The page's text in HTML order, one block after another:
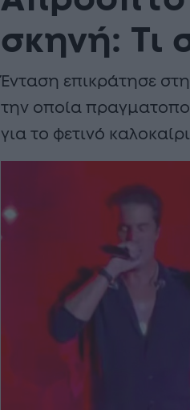
σκηνή: Τι
Ένταση επικράτησε
την οποία
για το φετινό